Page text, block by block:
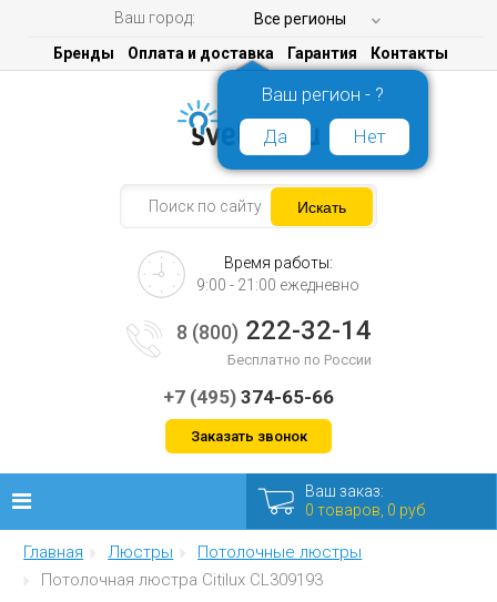
Ваш город: Все регионы
Ваш регион - ?
Да
Нет
Бренды Оплата и доставка Гарантия Контакты
Время работы:
9:00 - 21:00 ежедневно
8 (800) 222-32-14
Бесплатно по России
+7 (495) 374-65-66
Заказать звонок
Люстры
Ваш заказ:
0 товаров, 0 руб
Главная Люстры
Потолочные люстры
Потолочная люстра Citilux CL309193